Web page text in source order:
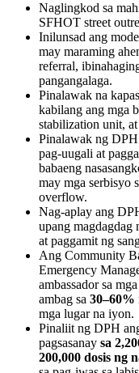
Naglingkod sa
SFHOT street
Inilunsad ang
may maraming
referral,
pangangalaga.
Pinalawak na
kabilang ang mga
stabilization unit,
Pinalawak ng DPH
pag-uugali at
babaeng
may mga serbisyo
overflow.
Nag-aplay ang
upang magdagdag
at paggamit ng
Ang Community
Emergency
ambassador sa
ambag sa 30–60%
mga lugar na iyon.
Pinaliit ng DPH
pagsasanay sa
200,000 dosis ng